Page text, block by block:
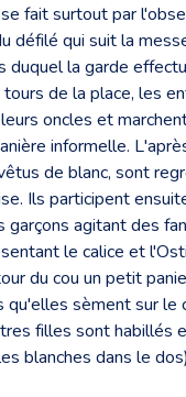
fait surtout par
défilé qui suit la
duquel la garde
de la place, les
oncles et
informelle.
de blanc, sont
Ils participent
garçons agitant des
le calice et
du cou un petit
sèment sur le
filles sont habillés
blanches dans le